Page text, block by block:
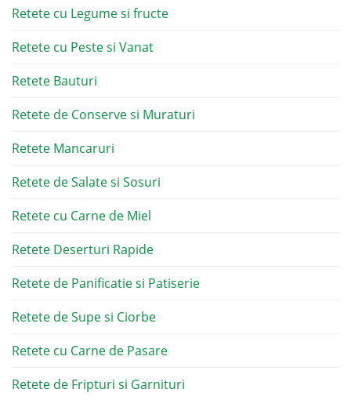
Retete cu Legume si fructe
Retete cu Peste si Vanat
Retete Bauturi
Retete de Conserve si Muraturi
Retete Mancaruri
Retete de Salate si Sosuri
Retete cu Carne de Miel
Retete Deserturi Rapide
Retete de Panificatie si Patiserie
Retete de Supe si Ciorbe
Retete cu Carne de Pasare
Retete de Fripturi si Garnituri